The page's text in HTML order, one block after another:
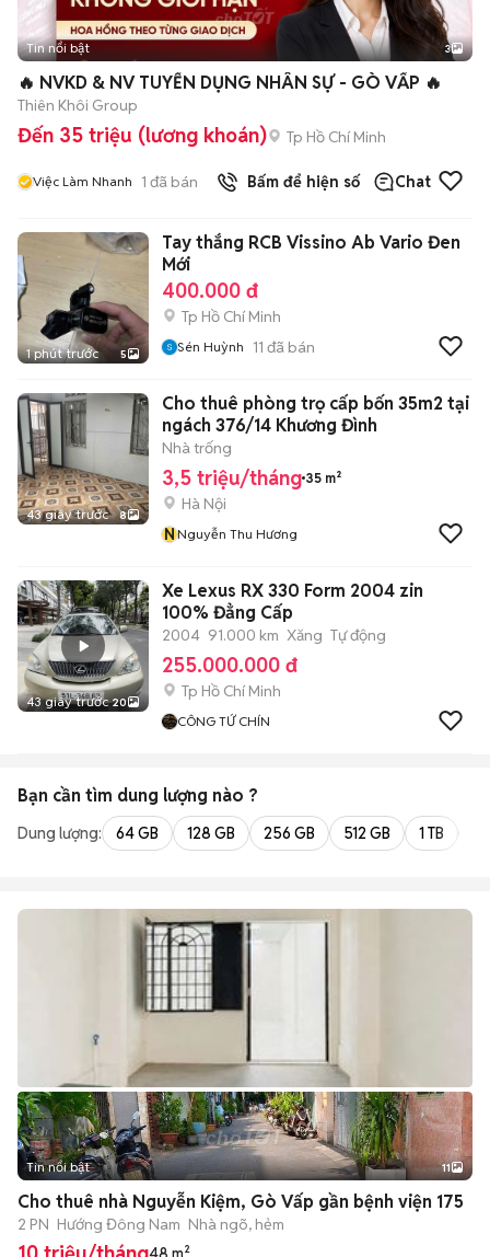
Tin nổi bật 3
🔥 NVKD & NV TUYỂN DỤNG NHÂN SỰ - GÒ VẤP 🔥
Thiên Khôi Group
Đến 35 triệu (lương khoán) Tp Hồ Chí Minh
Việc Làm Nhanh 1 đã bán Bấm để hiện số Chat
1 phút trước 5
Tay thắng RCB Vissino Ab Vario Đen
Mới
400.000 đ
Tp Hồ Chí Minh
Sén Huỳnh 11 đã bán
43 giây trước 8
Cho thuê phòng trọ cấp bốn 35m2 tại
ngách 376/14 Khương Đình
Nhà trống
3,5 triệu/tháng 35 m²
Hà Nội
NNguyễn Thu Hương
43 giây trước 20
Xe Lexus RX 330 Form 2004 zin
100% Đẳng Cấp
2004 91.000 km Xăng Tự động
255.000.000 đ
Tp Hồ Chí Minh
CÔNG TỨ CHÍN
Bạn cần tìm dung lượng nào ?
Dung lượng: 64 GB 128 GB 256 GB 512 GB 1 TB
+2
Tin nổi bật 11
Cho thuê nhà Nguyễn Kiệm, Gò Vấp gần bệnh viện 175
2 PN Hướng Đông Nam Nhà ngõ, hẻm